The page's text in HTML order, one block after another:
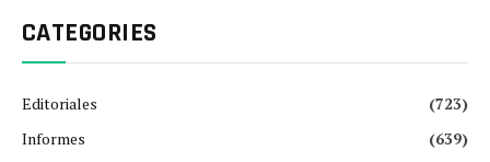
CATEGORIES
Editoriales
(723)
Informes
(639)